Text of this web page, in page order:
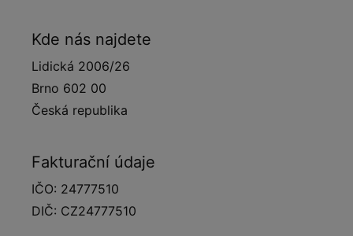
Kde nás najdete
Lidická 2006/26
Brno 602 00
Česká republika
Fakturační údaje
IČO: 24777510
DIČ: CZ24777510